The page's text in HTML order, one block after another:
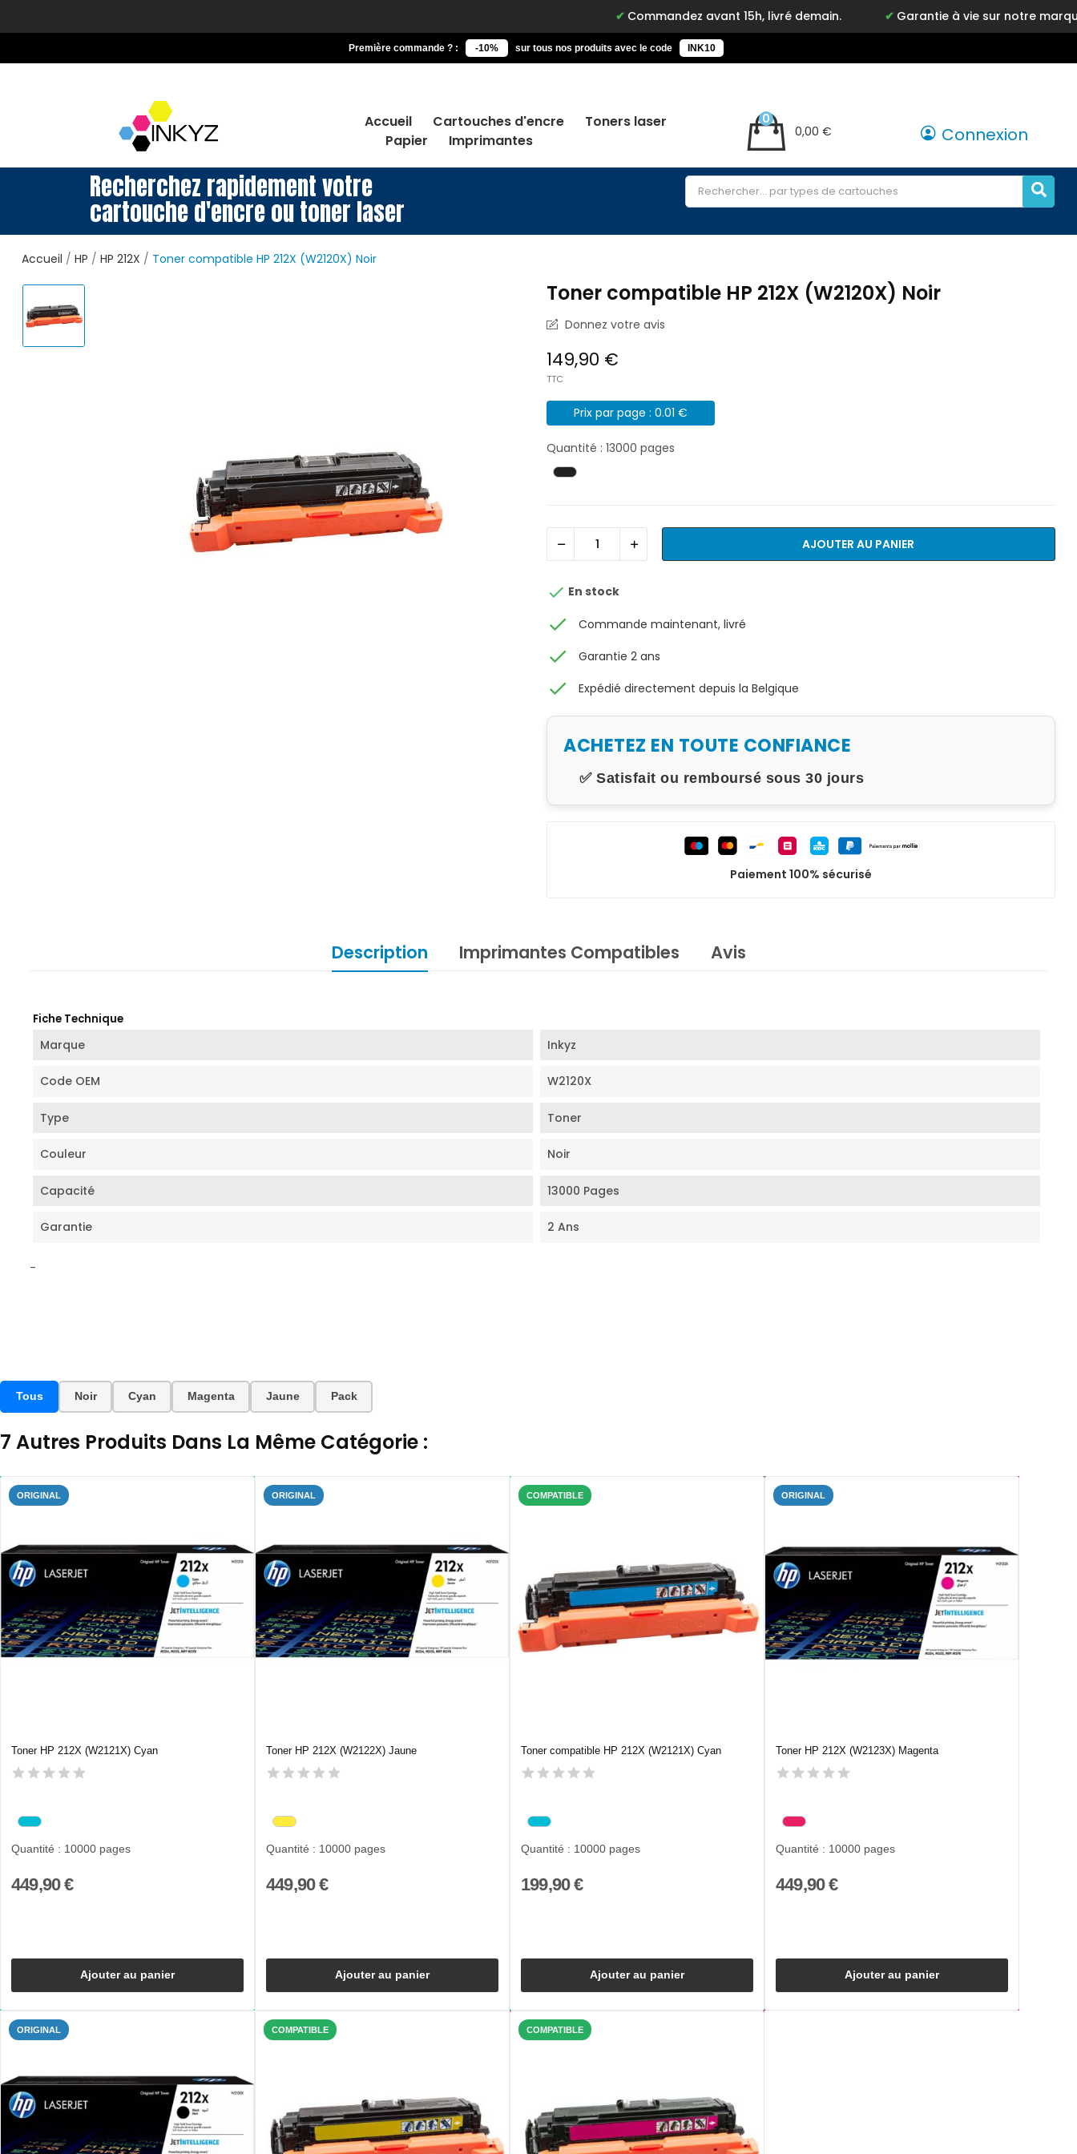
Commandez avant 15h, livré demain. Garantie à vie sur notre marque Inkyz
Première commande ? : -10% sur tous nos produits avec le code INK10
Accueil Cartouches d'encre
Toners laser
Papier
Imprimantes
0,00 €
0
Connexion
Recherchez rapidement votre
cartouche d'encre ou toner laser
Accueil HP HP 212X Toner compatible HP 212X (W2120X) Noir
Toner compatible HP 212X (W2120X) Noir
Donnez votre avis
149,90 €
TTC
Prix par page : 0.01 €
Quantité : 13000 pages
AJOUTER AU PANIER
 En stock
check Commande maintenant, livré
check Garantie 2 ans
check Expédié directement depuis la Belgique
ACHETEZ EN TOUTE CONFIANCE
✅ Satisfait ou remboursé sous 30 jours
Paiement 100% sécurisé
Description Imprimantes Compatibles Avis
Fiche Technique
Marque Inkyz
Code OEM W2120X
Type Toner
Couleur Noir
Capacité 13000 Pages
Garantie 2 Ans
-
Tous Noir Cyan Magenta Jaune Pack
7 Autres Produits Dans La Même Catégorie :
ORIGINAL
Toner HP 212X (W2121X) Cyan
Quantité : 10000 pages
449,90 €
Ajouter au panier
ORIGINAL
Toner HP 212X (W2122X) Jaune
Quantité : 10000 pages
449,90 €
Ajouter au panier
COMPATIBLE
Toner compatible HP 212X (W2121X) Cyan
Quantité : 10000 pages
199,90 €
Ajouter au panier
ORIGINAL
Toner HP 212X (W2123X) Magenta
Quantité : 10000 pages
449,90 €
Ajouter au panier
ORIGINAL COMPATIBLE COMPATIBLE